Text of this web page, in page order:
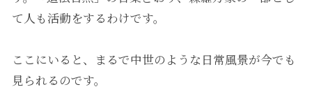
て人も活動をするわけです。
ここにいると、まるで中世のような日常風景が今でも
見られるのです。